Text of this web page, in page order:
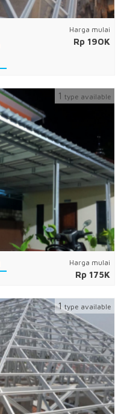
Harga mulai
Rp 190K
Harga mulai
Rp 175K
1 type available
1type available